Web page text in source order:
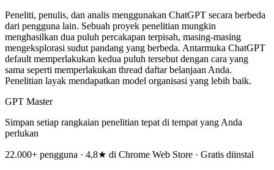
Peneliti, penulis, dan analis menggunakan ChatGPT secara berbeda
dari pengguna lain. Sebuah proyek penelitian mungkin
menghasilkan dua puluh percakapan terpisah, masing-masing
mengeksplorasi sudut pandang yang berbeda. Antarmuka ChatGPT
default memperlakukan kedua puluh tersebut dengan cara yang
sama seperti memperlakukan thread daftar belanjaan Anda.
Penelitian layak mendapatkan model organisasi yang lebih baik.
GPT Master
Simpan setiap rangkaian penelitian tepat di tempat yang Anda
perlukan
22.000+ pengguna · 4,8★ di Chrome Web Store · Gratis diinstal